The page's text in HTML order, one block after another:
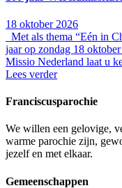
18 oktober 2026
Met als thema “Eén in
jaar op zondag 18
Missio Nederland laat u
Lees verder
Franciscusparochie
We willen een gelovige,
warme parochie zijn,
jezelf en met elkaar.
Gemeenschappen